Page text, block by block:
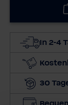
In 2-4
30